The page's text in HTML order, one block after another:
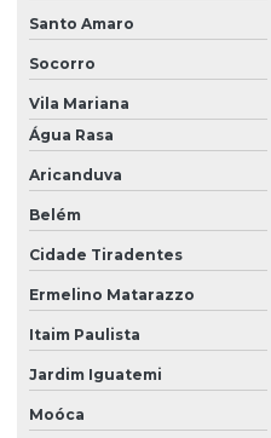
Termografia elétrica
Termografia elétrica preço
Termografia industrial
Termografia infravermelha
Termografia em instalações
Termografia em manutenção
Santo Amaro
Socorro
Vila Mariana
Água Rasa
Aricanduva
Belém
Cidade Tiradentes
Ermelino Matarazzo
Itaim Paulista
Jardim Iguatemi
Moóca